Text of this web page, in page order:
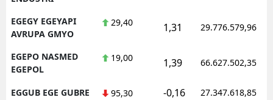
EGEGY EGEYAPI
AVRUPA GMYO
29,40 1,31 29.776.579,96
EGEPO NASMED
EGEPOL
19,00 1,39 66.627.502,35
EGGUB EGE GUBRE 95,30 -0,16 27.347.618,85